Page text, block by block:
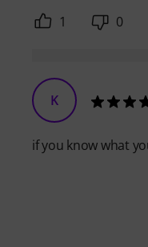
1 0
K
if you know what